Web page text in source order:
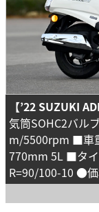
【’22 SUZUKI
気筒SOHC2バル
m/5500rpm ■車
770mm 5L ■タ
R=90/100-10 ●